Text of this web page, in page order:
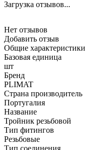
Загрузка отзывов...
Нет отзывов
Добавить отзыв
Общие характеристики
Базовая единица
шт
Бренд
PLIMAT
Страна производитель
Португалия
Название
Тройник резьбовой
Тип фитингов
Резьбовые
Тип соединения